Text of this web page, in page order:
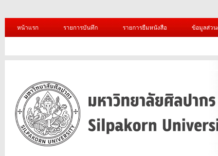
หน้าแรก รายการบันทึก รายการยืมหนังสือ ข้อมูลส่ว